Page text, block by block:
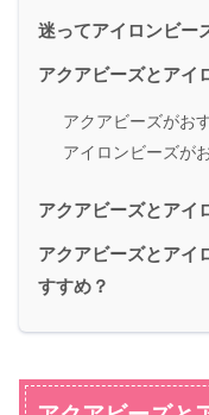
迷ってアイロンビー
アクアビーズとアイ
アクアビーズがお
アイロンビーズが
アクアビーズとアイ
アクアビーズとアイ
すすめ？